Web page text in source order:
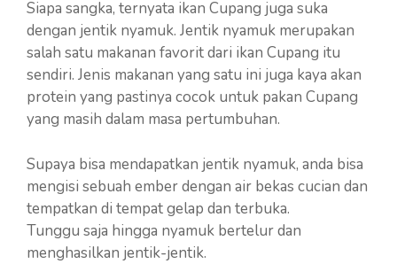
Siapa sangka, ternyata ikan Cupang juga suka
dengan jentik nyamuk. Jentik nyamuk merupakan
salah satu makanan favorit dari ikan Cupang itu
sendiri. Jenis makanan yang satu ini juga kaya akan
protein yang pastinya cocok untuk pakan Cupang
yang masih dalam masa pertumbuhan.
Supaya bisa mendapatkan jentik nyamuk, anda bisa
mengisi sebuah ember dengan air bekas cucian dan
tempatkan di tempat gelap dan terbuka.
Tunggu saja hingga nyamuk bertelur dan
menghasilkan jentik-jentik.